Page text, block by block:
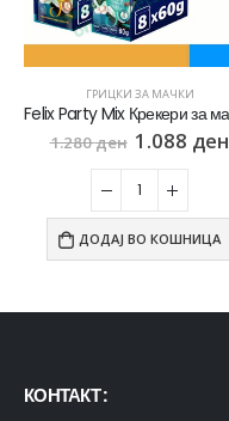
ГРИЦКИ ЗА МАЧКИ
1.280ден 1.088 ден
ДОДАЈ ВО КОШНИЦА
КОНТАКТ :